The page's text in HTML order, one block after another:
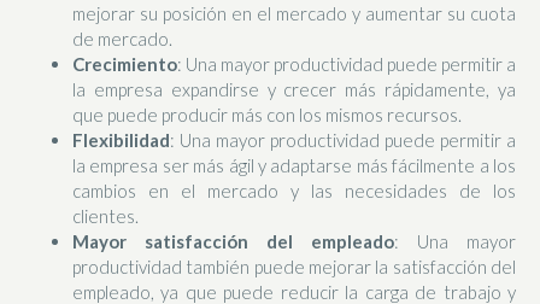
mejorar su posición en el mercado y aumentar su cuota
de mercado.
Crecimiento: Una mayor productividad puede permitir a
la empresa expandirse y crecer más rápidamente, ya
que puede producir más con los mismos recursos.
Flexibilidad: Una mayor productividad puede permitir a
la empresa ser más ágil y adaptarse más fácilmente a los
cambios en el mercado y las necesidades de los
clientes.
Mayor satisfacción del empleado: Una mayor
productividad también puede mejorar la satisfacción del
empleado, ya que puede reducir la carga de trabajo y